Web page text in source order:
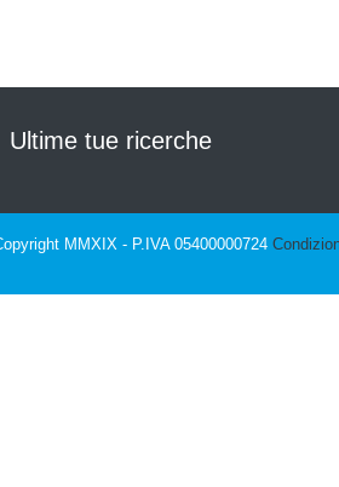
Ultime tue ricerche
MMXIX - P.IVA 05400000724